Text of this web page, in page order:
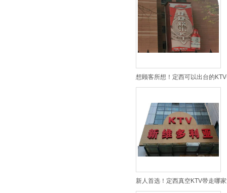
想顾客所想！定西可以出台的
新人首选！定西真空KTV带走哪